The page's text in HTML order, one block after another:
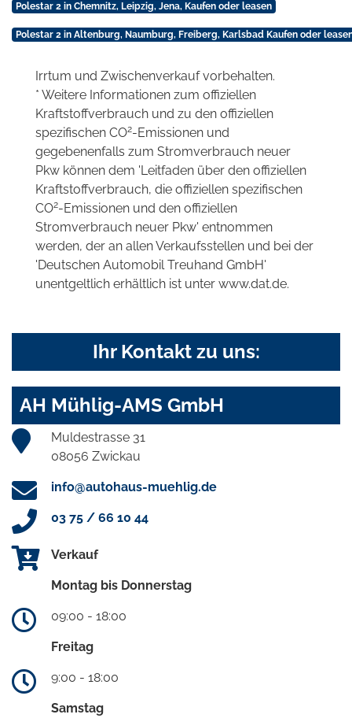
Polestar 2 in Chemnitz, Leipzig, Jena, Kaufen oder leasen
Polestar 2 in Altenburg, Naumburg, Freiberg, Karlsbad Kaufen oder
Irrtum und Zwischenverkauf vorbehalten.
* Weitere Informationen zum offiziellen
Kraftstoffverbrauch und zu den offiziellen
spezifischen CO2-Emissionen und
gegebenenfalls zum Stromverbrauch neuer
Pkw können dem 'Leitfaden über den offiziellen
Kraftstoffverbrauch, die offiziellen spezifischen
CO2-Emissionen und den offiziellen
Stromverbrauch neuer Pkw' entnommen
werden, der an allen Verkaufsstellen und bei der
'Deutschen Automobil Treuhand GmbH'
unentgeltlich erhältlich ist unter www.dat.de.
Ihr Kontakt zu uns:
AH Mühlig-AMS GmbH
Muldestrasse 31
08056 Zwickau
info@autohaus-muehlig.de
03 75 / 66 10 44
Verkauf
Montag bis Donnerstag
09:00 - 18:00
Freitag
9:00 - 18:00
Samstag